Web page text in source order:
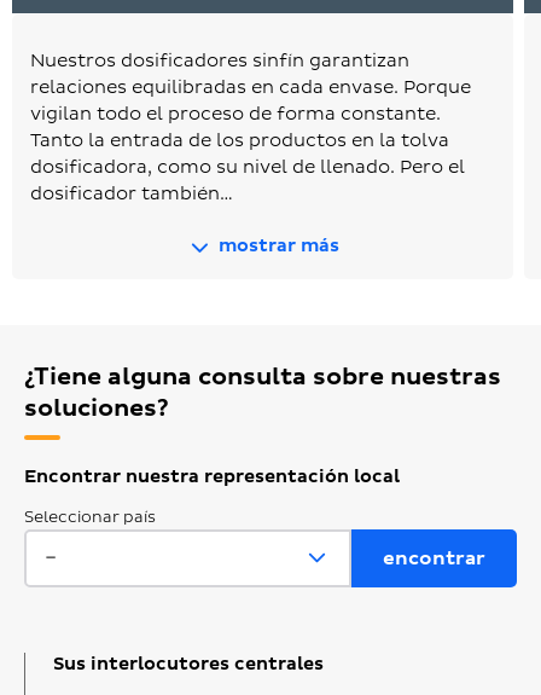
Nuestros dosificadores sinfín garantizan
relaciones equilibradas en cada envase. Porque
vigilan todo el proceso de forma constante.
Tanto la entrada de los productos en la tolva
dosificadora, como su nivel de llenado. Pero el
dosificador también…
mostrar más
¿Tiene alguna consulta sobre nuestras
soluciones?
Encontrar nuestra representación local
Seleccionar país
Sus interlocutores centrales